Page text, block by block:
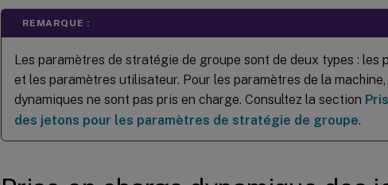
REMARQUE :
Les paramètres de stratégie de groupe sont de deux types : les
et les paramètres utilisateur. Pour les paramètres de la
dynamiques ne sont pas pris en charge. Consultez la section
des jetons pour les paramètres de stratégie de groupe.